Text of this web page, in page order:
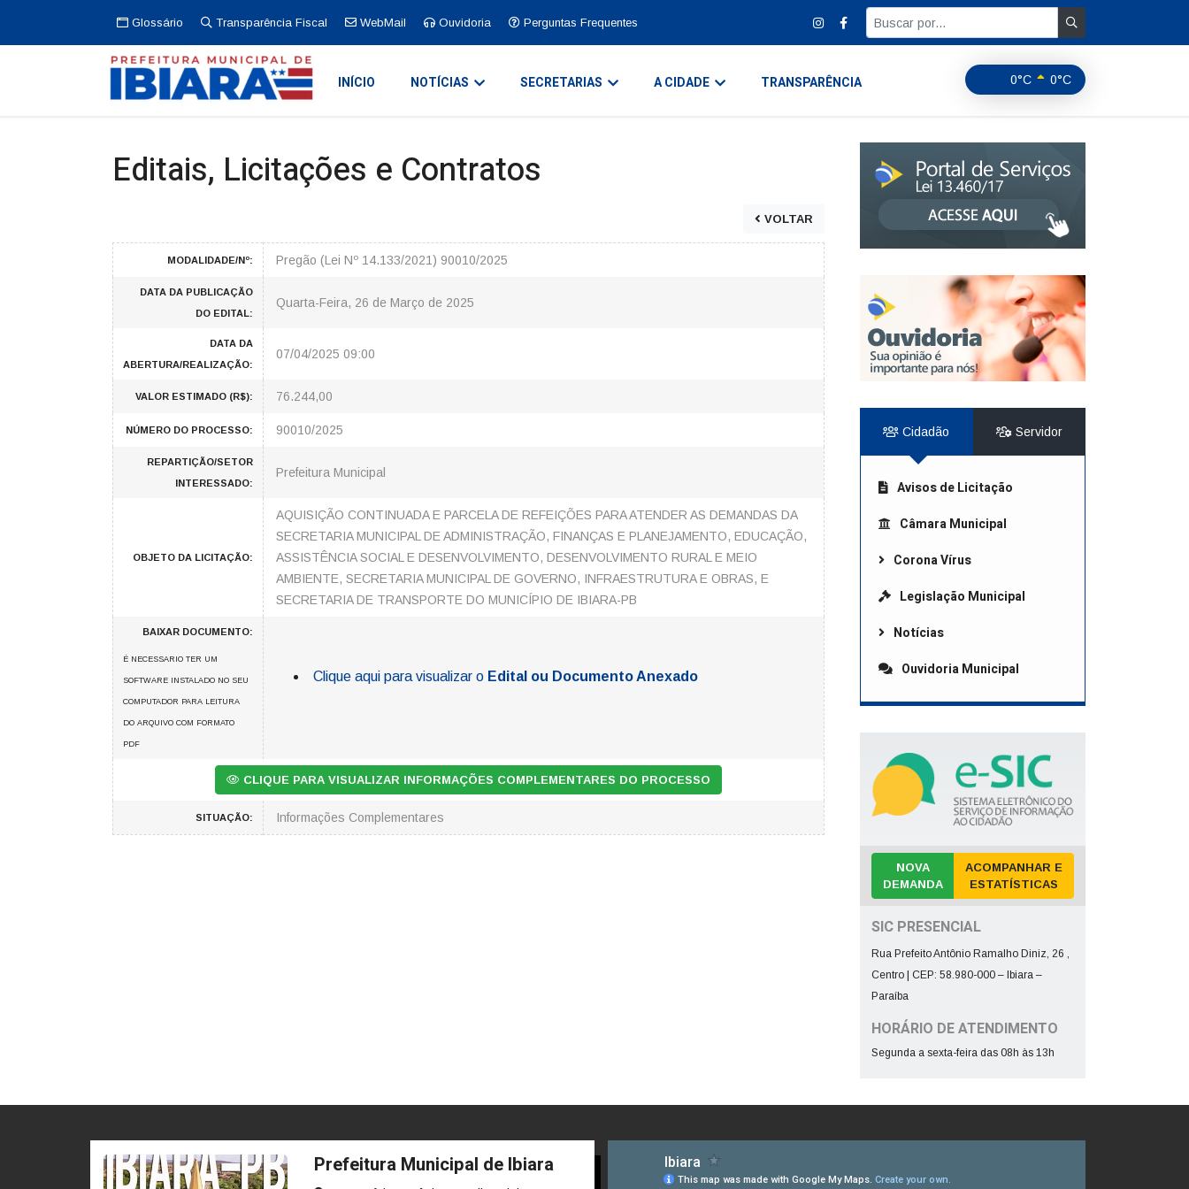
Glossário Transparência Fiscal WebMail Ouvidoria Perguntas Frequentes
0°C 0°C
INÍCIO NOTÍCIAS SECRETARIAS A CIDADE TRANSPARÊNCIA
Editais, Licitações e Contratos
VOLTAR
MODALIDADE/Nº: Pregão (Lei Nº 14.133/2021) 90010/2025
DATA DA PUBLICAÇÃO
DO EDITAL:
Quarta-Feira, 26 de Março de 2025
DATA DA
ABERTURA/REALIZAÇÃO:
07/04/2025 09:00
VALOR ESTIMADO (R$): 76.244,00
NÚMERO DO PROCESSO: 90010/2025
REPARTIÇÃO/SETOR
INTERESSADO:
Prefeitura Municipal
OBJETO DA LICITAÇÃO:
AQUISIÇÃO CONTINUADA E PARCELA DE REFEIÇÕES PARA ATENDER AS DEMANDAS DA
SECRETARIA MUNICIPAL DE ADMINISTRAÇÃO, FINANÇAS E PLANEJAMENTO, EDUCAÇÃO,
ASSISTÊNCIA SOCIAL E DESENVOLVIMENTO, DESENVOLVIMENTO RURAL E MEIO
AMBIENTE, SECRETARIA MUNICIPAL DE GOVERNO, INFRAESTRUTURA E OBRAS, E
SECRETARIA DE TRANSPORTE DO MUNICÍPIO DE IBIARA-PB
BAIXAR DOCUMENTO:
É NECESSARIO TER UM
SOFTWARE INSTALADO NO SEU
COMPUTADOR PARA LEITURA
DO ARQUIVO COM FORMATO
PDF
Clique aqui para visualizar o Edital ou Documento Anexado
CLIQUE PARA VISUALIZAR INFORMAÇÕES COMPLEMENTARES DO PROCESSO
SITUAÇÃO: Informações Complementares
Cidadão Servidor
Avisos de Licitação
Câmara Municipal
Corona Vírus
Legislação Municipal
Notícias
Ouvidoria Municipal
NOVA
DEMANDA
ACOMPANHAR E
ESTATÍSTICAS
SIC PRESENCIAL
Rua Prefeito Antônio Ramalho Diniz, 26 ,
Centro | CEP: 58.980-000 – Ibiara –
Paraíba
HORÁRIO DE ATENDIMENTO
Segunda a sexta-feira das 08h às 13h
Prefeitura Municipal de Ibiara